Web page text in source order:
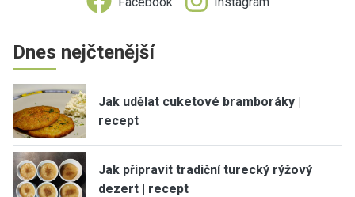
Dnes nejčtenější
Jak udělat cuketové bramboráky |
recept
Jak připravit tradiční turecký rýžový
dezert | recept